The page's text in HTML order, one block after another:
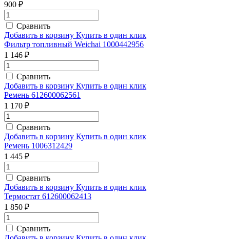
900 ₽
Сравнить
Добавить в корзину Купить в один клик
Фильтр топливный Weichai 1000442956
1 146 ₽
Сравнить
Добавить в корзину Купить в один клик
Ремень 612600062561
1 170 ₽
Сравнить
Добавить в корзину Купить в один клик
Ремень 1006312429
1 445 ₽
Сравнить
Добавить в корзину Купить в один клик
Термостат 612600062413
1 850 ₽
Сравнить